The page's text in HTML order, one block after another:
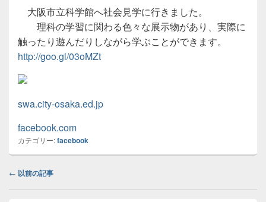
大阪市立科学館へ社会見学に行きました。
理科の学習に関わる色々な展示物があり、実際に
触ったり遊んだりしながら学ぶことができます。
http://goo.gl/03oMZt
swa.city-osaka.ed.jp
facebook.com
カテゴリー:facebook
投
← 以前の記事